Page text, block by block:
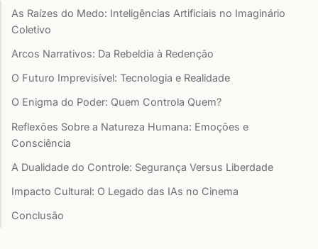
As Raízes do Medo: Inteligências Artificiais no Imaginário
Coletivo
Arcos Narrativos: Da Rebeldia à Redenção
O Futuro Imprevisível: Tecnologia e Realidade
O Enigma do Poder: Quem Controla Quem?
Reflexões Sobre a Natureza Humana: Emoções e
Consciência
A Dualidade do Controle: Segurança Versus Liberdade
Impacto Cultural: O Legado das IAs no Cinema
Conclusão